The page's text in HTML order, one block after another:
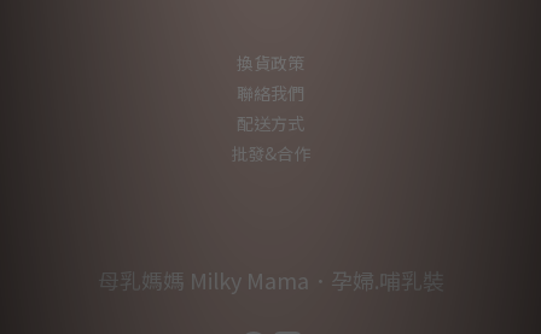
換貨政策
聯絡我們
配送方式
批發&合作
母乳媽媽 Milky Mama．孕婦.哺乳裝